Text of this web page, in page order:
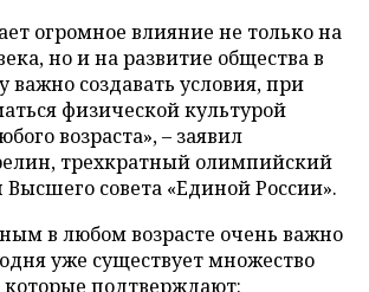
огромное влияние не только на
но и на развитие общества в
важно создавать условия, при
физической культурой
возраста», – заявил
трехкратный олимпийский
совета «Единой России».
в любом возрасте очень важно
уже существует множество
которые подтверждают: